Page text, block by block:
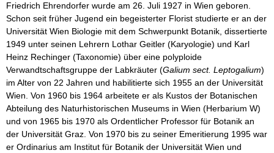
Friedrich Ehrendorfer wurde am 26. Juli 1927 in Wien geboren.
Schon seit früher Jugend ein begeisterter Florist studierte er an der
Universität Wien Biologie mit dem Schwerpunkt Botanik, dissertierte
1949 unter seinen Lehrern Lothar Geitler (Karyologie) und Karl
Heinz Rechinger (Taxonomie) über eine polyploide
Verwandtschaftsgruppe der Labkräuter (Galium sect. Leptogalium)
im Alter von 22 Jahren und habilitierte sich 1955 an der Universität
Wien. Von 1960 bis 1964 arbeitete er als Kustos der Botanischen
Abteilung des Naturhistorischen Museums in Wien (Herbarium W)
und von 1965 bis 1970 als Ordentlicher Professor für Botanik an
der Universität Graz. Von 1970 bis zu seiner Emeritierung 1995 war
er Ordinarius am Institut für Botanik der Universität Wien und